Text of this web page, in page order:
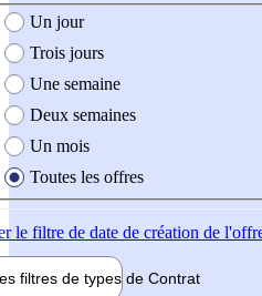
création de l'offre
Un jour
Trois jours
Une semaine
Deux semaines
Un mois
Toutes les offres
le filtre de date de création de
filtres de types de Contrat